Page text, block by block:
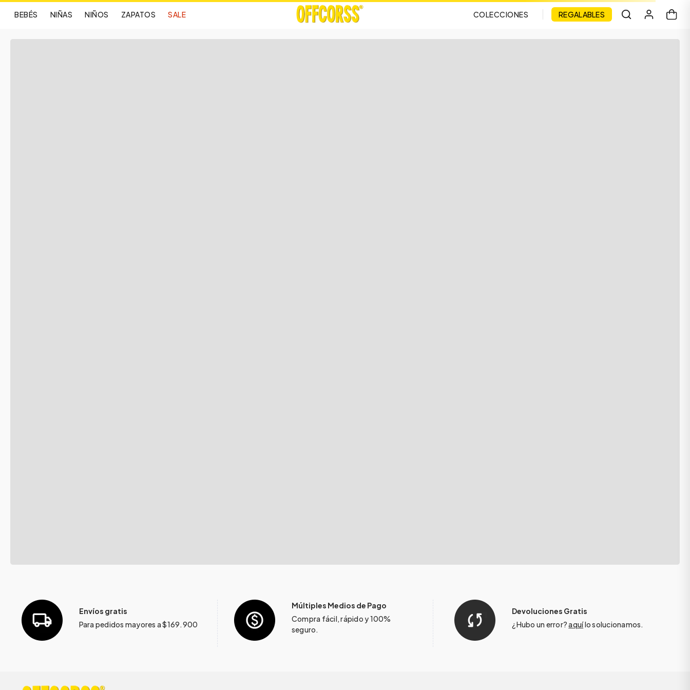
BEBÉS NIÑAS NIÑOS ZAPATOS SALE COLECCIONES REGALABLES
Envíos gratis
Para pedidos mayores a $169.900
Múltiples Medios de Pago
Compra fácil, rápido y 100%
seguro.
Devoluciones Gratis
¿Hubo un error?aquílo solucionamos.